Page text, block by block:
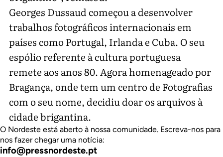
Georges Dussaud começou a desenvolver
trabalhos fotográficos internacionais em
países como Portugal, Irlanda e Cuba. O seu
espólio referente à cultura portuguesa
remete aos anos 80. Agora homenageado por
Bragança, onde tem um centro de Fotografias
com o seu nome, decidiu doar os arquivos à
cidade brigantina.
O Nordeste está aberto à nossa comunidade. Escreva-nos para
nos fazer chegar uma notícia:
info@pressnordeste.pt